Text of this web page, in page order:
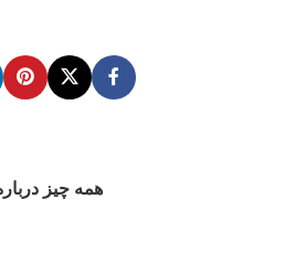
همه چیز